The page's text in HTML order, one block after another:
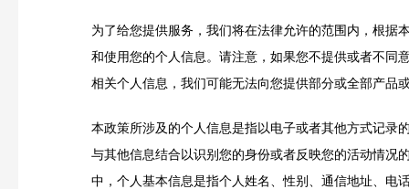
为了给您提供服务，我们将在法律允许的范围内，根据
和使用您的个人信息。请注意，如果您不提供或者不同
相关个人信息，我们可能无法向您提供部分或全部产品
本政策所涉及的个人信息是指以电子或者其他方式记录
与其他信息结合以识别您的身份或者反映您的活动情况
中，个人基本信息是指个人姓名、性别、通信地址、电